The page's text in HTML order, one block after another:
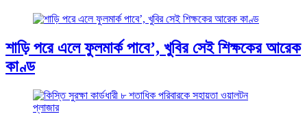
শাড়ি পরে এলে ফুলমার্ক পাবে’, খুবির সেই শিক্ষকের আরেক
কাণ্ড